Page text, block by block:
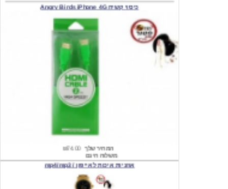
₪74.00
המחיר שלך
משלוח חינם
אוזניות איכות לאייפון / mp4/mp3